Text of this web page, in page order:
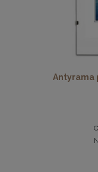
Antyrama